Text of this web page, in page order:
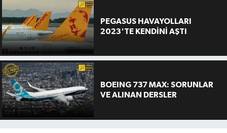
PEGASUS HAVAYOLLARI
2023'TE KENDİNİ AŞTI
BOEING 737 MAX: SORUNLAR
VE ALINAN DERSLER